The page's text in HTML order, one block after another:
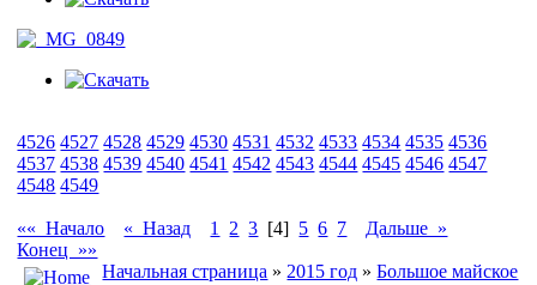
4526 4527 4528 4529 4530 4531 4532 4533 4534 4535 4536
4537 4538 4539 4540 4541 4542 4543 4544 4545 4546 4547
4548 4549
«« Начало « Назад 1 2 3 [4] 5 6 7
Дальше »
Конец »»
Начальная страница » 2015 год »Большое майское